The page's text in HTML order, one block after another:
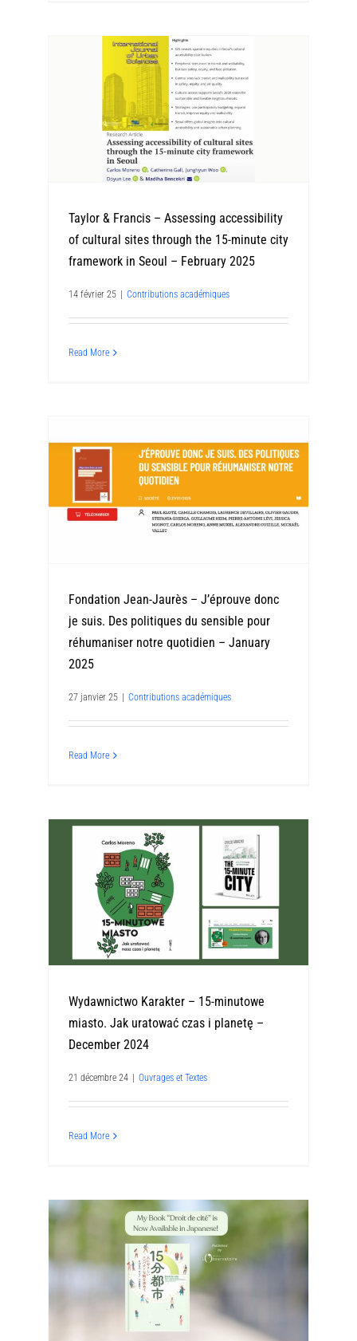
Taylor & Francis – Assessing accessibility
of cultural sites through the 15-minute city
framework in Seoul – February 2025
14 février 25 Contributions académiques
Read More
Fondation Jean-Jaurès – J’éprouve donc
je suis. Des politiques du sensible pour
réhumaniser notre quotidien – January
2025
27 janvier 25 | Contributions académiques
Read More
Wydawnictwo Karakter – 15-minutowe
miasto. Jak uratować czas i planetę –
December 2024
21 décembre 24 Ouvrages et Textes
Read More